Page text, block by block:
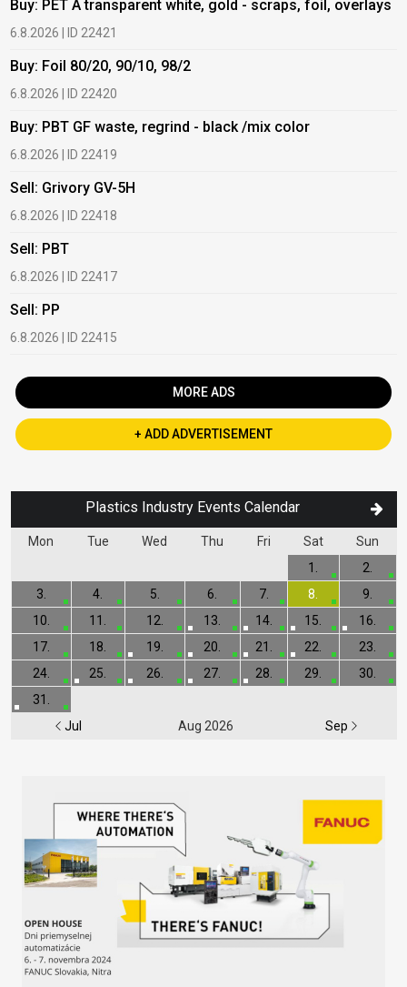
Buy: PET A transparent white, gold - scraps, foil, overlays
6.8.2026 | ID 22421
Buy: Foil 80/20, 90/10, 98/2
6.8.2026 | ID 22420
Buy: PBT GF waste, regrind - black /mix color
6.8.2026 | ID 22419
Sell: Grivory GV-5H
6.8.2026 | ID 22418
Sell: PBT
6.8.2026 | ID 22417
Sell: PP
6.8.2026 | ID 22415
MORE ADS
+ ADD ADVERTISEMENT
Plastics Industry Events Calendar
Mon Tue Wed Thu Fri Sat Sun
Jul Aug 2026 Sep
1.
2.
3.
4. 5. 6. 7. 8.
9.
10.
11. 12. 13. 14. 15.
16.
17.
18. 19. 20. 21. 22.
23.
24.
25. 26. 27. 28. 29.
30.
31.